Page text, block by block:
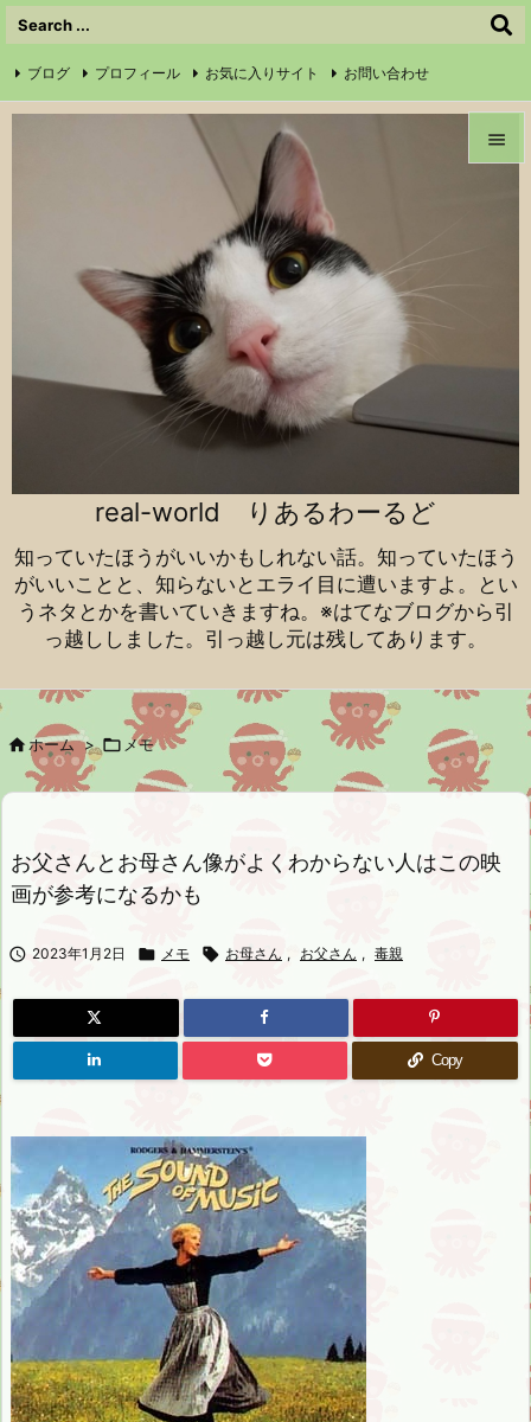
real-world りあるわーるど
知っていたほうがいいかもしれない話。知っていたほう
がいいことと、知らないとエライ目に遭いますよ。とい
うネタとかを書いていきますね。※はてなブログから引
っ越ししました。引っ越し元は残してあります。

ブログ プロフィール お気に入りサイト お問い合わせ
信仰の証 Instagram
ホーム >  メモ
お父さんとお母さん像がよくわからない人はこの映
画が参考になるかも
 2023年1月2日  メモ  お母さん , お父さん , 毒親
Copy